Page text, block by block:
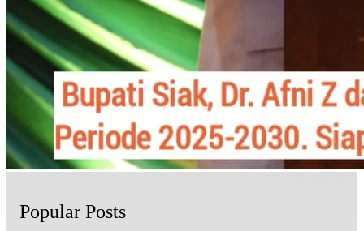
Popular Posts